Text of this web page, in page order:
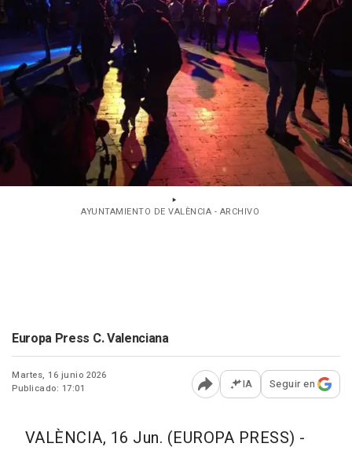
AYUNTAMIENTO DE VALÈNCIA - ARCHIVO
Europa Press C. Valenciana
Martes, 16 junio 2026
Publicado: 17:01
Abrir opciones para
IA Seguir en
VALÈNCIA, 16 Jun. (EUROPA PRESS) -